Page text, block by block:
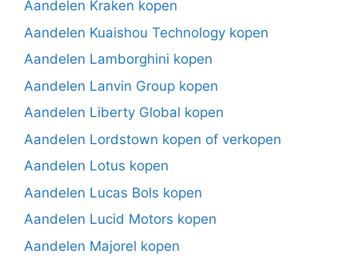
Aandelen Kraken kopen
Aandelen Kuaishou Technology kopen
Aandelen Lamborghini kopen
Aandelen Lanvin Group kopen
Aandelen Liberty Global kopen
Aandelen Lordstown kopen of verkopen
Aandelen Lotus kopen
Aandelen Lucas Bols kopen
Aandelen Lucid Motors kopen
Aandelen Majorel kopen